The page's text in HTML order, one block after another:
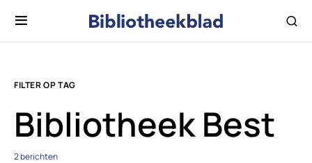
FILTER OP TAG
Bibliotheek Best
2 berichten